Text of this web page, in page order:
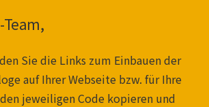
Sie die Links zum Einbauen der
auf Ihrer Webseite bzw. für Ihre
den jeweiligen Code kopieren und